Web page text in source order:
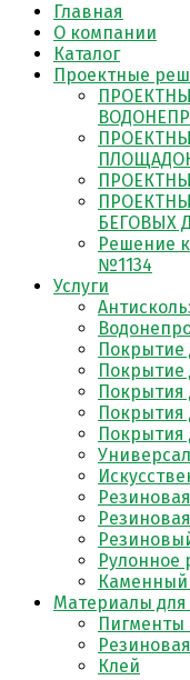
Главная
О компании
Каталог
Проектные
БЕГОВЫХ
Решение
№1134
Услуги
Покрытие
Покрытие
Покрытия
Покрытия
Покрытия
Рулонное
Каменный
Материалы
Клей